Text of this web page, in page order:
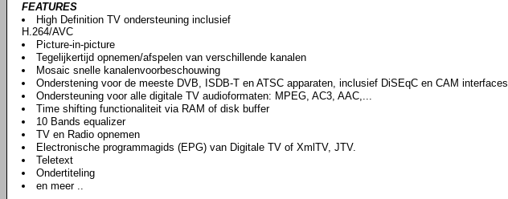
FEATURES
High Definition TV ondersteuning inclusief
H.264/AVC
Picture-in-picture
Tegelijkertijd opnemen/afspelen van verschillende kanalen
Mosaic snelle kanalenvoorbeschouwing
Onderstening voor de meeste DVB, ISDB-T en ATSC apparaten, inclusief DiSEqC en CAM interfaces
Ondersteuning voor alle digitale TV audioformaten: MPEG, AC3, AAC,...
Time shifting functionaliteit via RAM of disk buffer
10 Bands equalizer
TV en Radio opnemen
Electronische programmagids (EPG) van Digitale TV of XmlTV, JTV.
Teletext
Ondertiteling
en meer ..